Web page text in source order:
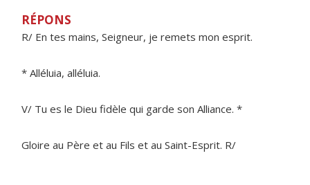
RÉPONS
R/ En tes mains, Seigneur, je remets mon esprit.
* Alléluia, alléluia.
V/ Tu es le Dieu fidèle qui garde son Alliance. *
Gloire au Père et au Fils et au Saint-Esprit. R/